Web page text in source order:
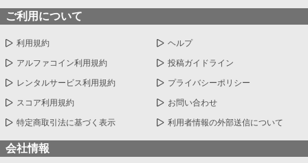
ご利用について
利用規約 ヘルプ
アルファコイン利用規約 投稿ガイドライン
レンタルサービス利用規約 プライバシーポリシー
スコア利用規約 お問い合わせ
特定商取引法に基づく表示 利用者情報の外部送信について
会社情報